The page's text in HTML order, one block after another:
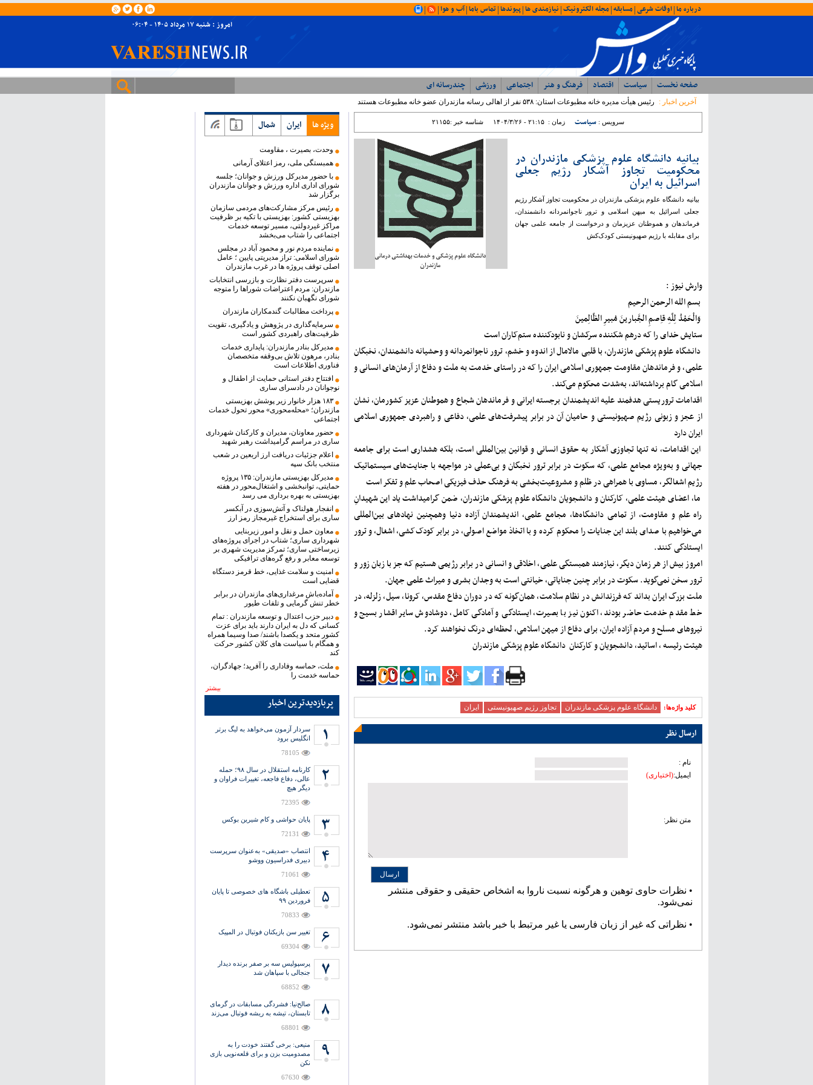
درباره ما| اوقات شرعی| مسابقه| مجله الکترونیک| نیازمندی ها| پیوندها| تماس باما| آب و هوا|
|
امروز : شنبه ۱۷ مرداد ۱۴۰۵ - ۰۶:۰۴
صفحه نخست سیاست اقتصاد فرهنگ و هنر اجتماعی ورزشی چندرسانه ای
آخرین اخبار : رئیس هیأت مدیره خانه مطبوعات استان: ۵۳۸ نفر از اهالی رسانه مازندران عضو خانه مطبوعات هستند
سرویس :سیاست زمان :۱۴۰۴/۳/۲۶ - ۲۱:۱۵ شناسه خبر :۲۱۱۵۵
بیانیه دانشگاه علوم پزشکی مازندران در
محکومیت تجاوز آشکار رژیم جعلی
اسرائیل به ایران
بیانیه دانشگاه علوم پزشکی مازندران در محکومیت تجاوز آشکار رژیم
جعلی اسرائیل به میهن اسلامی و ترور ناجوانمردانه دانشمندان،
فرماندهان و هموطنان عزیزمان و درخواست از جامعه علمی جهان
برای مقابله با رژیم صهیونیستی کودک‌کش
وارش نیوز :
بسم الله الرحمن الرحیم
وَالْحَمْدُ لِلّهِ قاِصمِ الجَّبارینَ مُبیرِ الظّالِمینَ
ستایش خدای را که درهم شکننده سرکشان و نابودکننده ستم‌کاران است
دانشگاه علوم پزشکی مازندران، با قلبی مالامال از اندوه و خشم، ترور ناجوانمردانه و وحشیانه دانشمندان، نخبگان
علمی، و فرماندهان مقاومت جمهوری اسلامی ایران را که در راستای خدمت به ملت و دفاع از آرمان‌های انسانی و
اسلامی گام برداشته‌اند، به‌شدت محکوم می‌کند.
اقدامات تروریستی هدفمند علیه اندیشمندان برجسته ایرانی و فرماندهان شجاع و هموطنان عزیز کشورمان، نشان
از عجز و زبونی رژیم صهیونیستی و حامیان آن در برابر پیشرفت‌های علمی، دفاعی و راهبردی جمهوری اسلامی
ایران دارد
این اقدامات، نه تنها تجاوزی آشکار به حقوق انسانی و قوانین بین‌المللی است، بلکه هشداری است برای جامعه
جهانی و به‌ویژه مجامع علمی، که سکوت در برابر ترور نخبگان و بی‌عملی در مواجهه با جنایت‌های سیستماتیک
رژیم اشغالگر، مساوی با همراهی در ظلم و مشروعیت‌بخشی به فرهنگ حذف فیزیکی اصحاب علم و تفکر است
ما، اعضای هیئت علمی، کارکنان و دانشجویان دانشگاه علوم پزشکی مازندران، ضمن گرامیداشت یاد این شهیدانِ
راه علم و مقاومت، از تمامی دانشگاه‌ها، مجامع علمی، اندیشمندان آزاده دنیا وهمچنین نهادهای بین‌المللی
می‌خواهیم با صدای بلند این جنایات را محکوم کرده و با اتخاذ مواضع اصولی، در برابر کودک‌کشی، اشغال، و ترور
ایستادگی کنند.
امروز بیش از هر زمان دیگر، نیازمند همبستگی علمی، اخلاقی و انسانی در برابر رژیمی هستیم که جز با زبان زور و
ترور سخن نمی‌گوید. سکوت در برابر چنین جنایاتی، خیانتی است به وجدان بشری و میراث علمی جهان.
ملت بزرگ ایران بداند که فرزندانش در نظام سلامت، همان‌گونه که در دوران دفاع مقدس، کرونا، سیل، زلزله، در
خط مقدم خدمت حاضر بودند، اکنون نیز با بصیرت، ایستادگی و آمادگی کامل، دوشادوش سایر اقشار بسیج و
نیروهای مسلح و مردم آزاده ایران، برای دفاع از میهن اسلامی، لحظه‌ای درنگ نخواهند کرد.
هیئت رئیسه ، اساتید، دانشجویان و کارکنان دانشگاه علوم پزشکی مازندران
کلید ‫واژه‌ها: دانشگاه علوم پزشکی مازندران تجاوز رژیم صهیونیستی ایران
ارسال نظر
نام :
ایمیل:(اختیاری)
متن نظر:
ارسال
• نظرات حاوی توهین و هرگونه نسبت ناروا به اشخاص حقیقی و حقوقی منتشر
نمی‌شود.
• نظراتی که غیر از زبان فارسی یا غیر مرتبط با خبر باشد منتشر نمی‌شود.
ویژه ها ایران شمال
وحدت، بصیرت ، مقاومت
همبستگی ملی، رمز اعتلای آرمانی
با حضور مدیرکل ورزش و جوانان؛ جلسه
شورای اداری اداره ورزش و جوانان مازندران
برگزار شد
رئیس مرکز مشارکت‌های مردمی سازمان
بهزیستی کشور: بهزیستی با تکیه بر ظرفیت
مراکز غیردولتی، مسیر توسعه خدمات
اجتماعی را شتاب می‌بخشد
نماینده مردم نور و محمود آباد در مجلس
شورای اسلامی: تراز مدیریتی پایین ؛ عامل
اصلی توقف پروژه ها در غرب مازندران
سرپرست دفتر نظارت و بازرسی انتخابات
مازندران: مردم اعتراضات شوراها را متوجه
شورای نگهبان نکنند
پرداخت مطالبات گندمکاران مازندران
سرمایه‌گذاری در پژوهش و یادگیری، تقویت
ظرفیت‌های راهبردی کشور است
مدیرکل بنادر مازندران: پایداری خدمات
بنادر، مرهون تلاش بی‌وقفه متخصصان
فناوری اطلاعات است
افتتاح دفتر استانی حمایت از اطفال و
نوجوانان در دادسرای ساری
۱۸۳ هزار خانوار زیر پوشش بهزیستی
مازندران؛ «محله‌محوری» محور تحول خدمات
اجتماعی
حضور معاونان، مدیران و کارکنان شهرداری
ساری در مراسم گرامیداشت رهبر شهید
اعلام جزئیات دریافت ارز اربعین در شعب
منتخب بانک سپه
مدیرکل بهزیستی مازندران: ۱۳۵ پروژه
حمایتی، توانبخشی و اشتغال‌محور در هفته
بهزیستی به بهره برداری می رسد
انفجار هولناک و آتش‌سوزی در آبکسر
ساری برای استخراج غیرمجاز رمز ارز
معاون حمل و نقل و امور زیربنایی
شهرداری ساری؛ شتاب در اجرای پروژه‌های
زیرساختی ساری؛ تمرکز مدیریت شهری بر
توسعه معابر و رفع گره‌های ترافیکی
امنیت و سلامت غذایی، خط قرمز دستگاه
قضایی است
آماده‌باش مرغداری‌های مازندران در برابر
خطر تنش گرمایی و تلفات طیور
دبیر حزب اعتدال و توسعه مازندران : تمام
کسانی که دل به ایران دارند باید برای عزت
کشور متحد و یکصدا باشند/ صدا وسیما همراه
و همگام با سیاست های کلان کشور حرکت
کند
ملت، حماسه وفاداری را آفرید؛ جهادگران،
حماسه خدمت را
بیشتر
پربازدیدترین اخبار
سردار آزمون می‌خواهد به لیگ برتر
انگلیس برود
78105
کارنامه استقلال در سال ۹۸؛ حمله
عالی، دفاع فاجعه، تغییرات فراوان و
دیگر هیچ
72395
پایان حواشی و کام شیرین بوکس
72131
انتصاب «صدیقی» به‌عنوان سرپرست
دبیری فدراسیون ووشو
71061
تعطیلی باشگاه های خصوصی تا پایان
فروردین ۹۹
70833
تغییر سن بازیکنان فوتبال در المپیک
69304
پرسپولیس سه بر صفر برنده دیدار
جنجالی با سپاهان شد
68852
صالح‌نیا: فشردگی مسابقات در گرمای
تابستان، تیشه به ریشه فوتبال می‌زند
68801
منیعی‌: برخی گفتند خودت را به
مصدومیت بزن و برای قلعه‌نویی بازی
نکن
67630